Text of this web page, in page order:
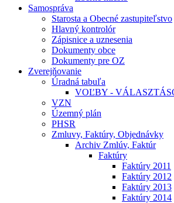
Samospráva
Starosta a Obecné zastupiteľstvo
Hlavný kontrolór
Zápisnice a uznesenia
Dokumenty obce
Dokumenty pre OZ
Zverejňovanie
Úradná tabuľa
VOĽBY -
VZN
Územný plán
PHSR
Zmluvy, Faktúry, Objednávky
Archiv Zmlúv, Faktúr
Faktúry
Faktúry 2011
Faktúry 2012
Faktúry 2013
Faktúry 2014